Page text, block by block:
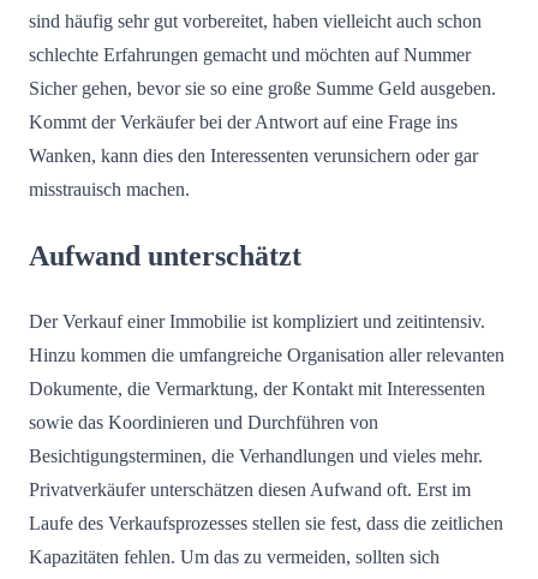
sind häufig sehr gut vorbereitet, haben vielleicht auch schon
schlechte Erfahrungen gemacht und möchten auf Nummer
Sicher gehen, bevor sie so eine große Summe Geld ausgeben.
Kommt der Verkäufer bei der Antwort auf eine Frage ins
Wanken, kann dies den Interessenten verunsichern oder gar
misstrauisch machen.
Aufwand unterschätzt
Der Verkauf einer Immobilie ist kompliziert und zeitintensiv.
Hinzu kommen die umfangreiche Organisation aller relevanten
Dokumente, die Vermarktung, der Kontakt mit Interessenten
sowie das Koordinieren und Durchführen von
Besichtigungsterminen, die Verhandlungen und vieles mehr.
Privatverkäufer unterschätzen diesen Aufwand oft. Erst im
Laufe des Verkaufsprozesses stellen sie fest, dass die zeitlichen
Kapazitäten fehlen. Um das zu vermeiden, sollten sich